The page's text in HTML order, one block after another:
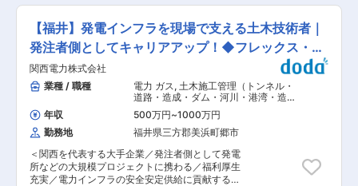
【福井】発電インフラを現場で支える土木技術者｜
発注者側としてキャリアアップ！◆フレックス・土
日祝休
関西電力株式会社
業種 / 職種
電力 ガス, 土木施工管理（トンネル・
道路・造成・ダム・河川・港湾・造園
など） 土木設計・測量（ダム・河川・
港湾）
年収 500万円~1000万円
勤務地
福井県三方郡美浜町郷市
＜関西を代表する大手企業／発注者側として発電
所などの大規模プロジェクトに携わる／福利厚生
充実／電力インフラの安全安定供給に貢献する！